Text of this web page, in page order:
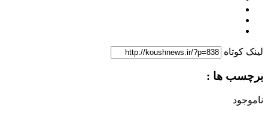
لینک کوتاه
برچسب ها :
ناموجود